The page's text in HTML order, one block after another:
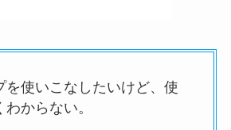
を使いこなしたいけど、使
からない。